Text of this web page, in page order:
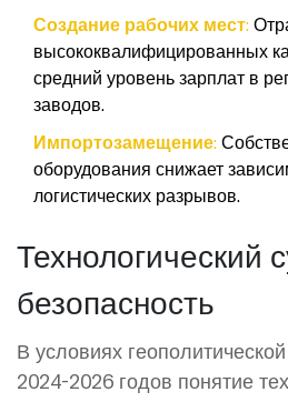
Создание рабочих мест:
высококвалифицированных
средний уровень зарплат в
заводов.
Импортозамещение:
оборудования снижает
логистических разрывов.
Технологический
безопасность
В условиях
2024-2026 годов понятие